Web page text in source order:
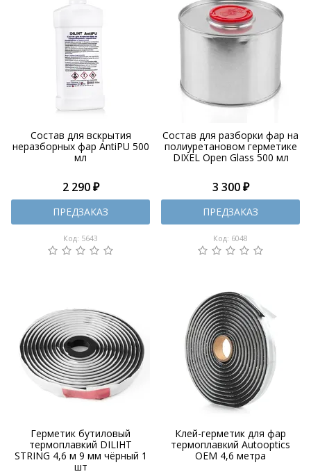
Состав для вскрытия
неразборных фар AntiPU 500
мл
2 290 ₽
ПРЕДЗАКАЗ
Код: 5643
Состав для разборки фар на
полиуретановом герметике
DIXEL Open Glass 500 мл
3 300 ₽
ПРЕДЗАКАЗ
Код: 6048
Герметик бутиловый
термоплавкий DILIHT
STRING 4,6 м 9 мм чёрный 1
шт
Клей-герметик для фар
термоплавкий Autooptics
OEM 4,6 метра